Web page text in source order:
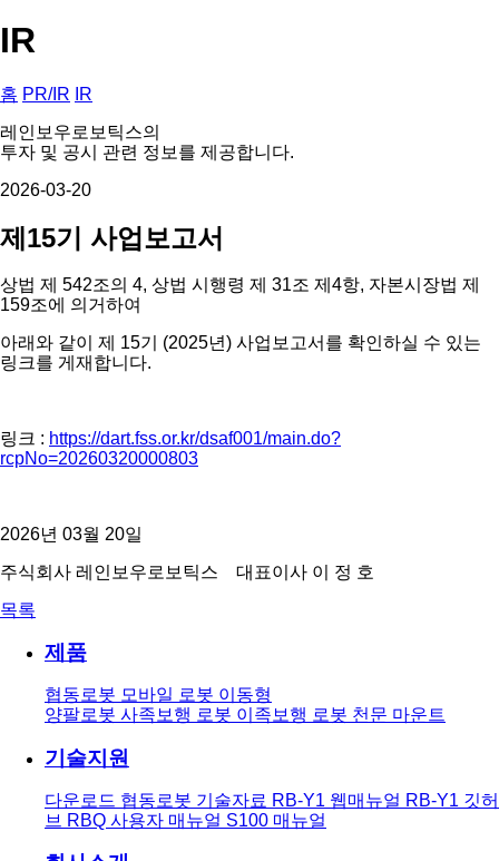
IR
홈 PR/IR
IR
레인보우로보틱스의
투자 및 공시 관련 정보를 제공합니다.
2026-03-20
제15기 사업보고서
상법 제 542조의 4, 상법 시행령 제 31조 제4항, 자본시장법 제
159조에 의거하여
아래와 같이 제 15기 (2025년) 사업보고서를 확인하실 수 있는
링크를 게재합니다.
링크 : https://dart.fss.or.kr/dsaf001/main.do?
rcpNo=20260320000803
2026년 03월 20일
주식회사 레인보우로보틱스 대표이사 이 정 호
목록
제품
협동로봇 모바일 로봇 이동형
양팔로봇 사족보행 로봇 이족보행 로봇 천문 마운트
기술지원
다운로드 협동로봇 기술자료 RB-Y1 웹매뉴얼 RB-Y1 깃허
브 RBQ 사용자 매뉴얼 S100 매뉴얼